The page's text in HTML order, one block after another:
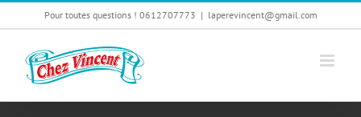
au
contenu
Pour toutes questions ! 0612707773 | laperevincent@gmail.com